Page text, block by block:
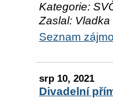
Kategorie:
Zaslal: Vladka
Seznam
srp 10, 2021
Divadelní